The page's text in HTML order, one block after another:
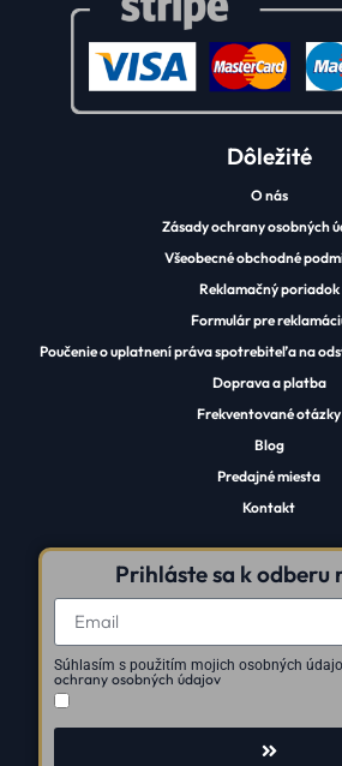
Prihláste sa k odberu
Súhlasím s použitím mojich osobných
ochrany osobných údajov
Dôležité
O nás
Zásady ochrany osobných
Všeobecné obchodné
Reklamačný poriadok
Formulár pre
Poučenie o uplatnení práva spotrebiteľa na
Doprava a platba
Frekventované otázky
Blog
Predajné miesta
Kontakt